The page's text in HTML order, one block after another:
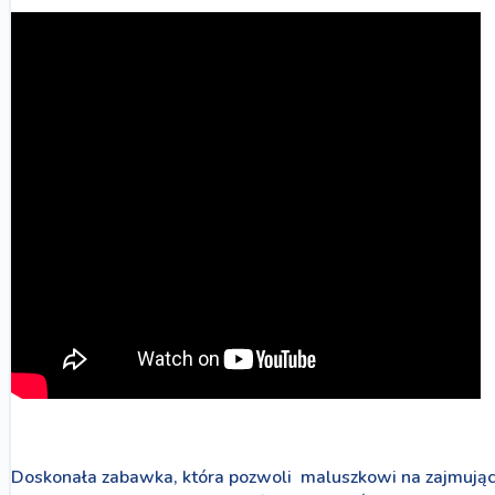
Doskonała zabawka, która pozwoli maluszkowi na